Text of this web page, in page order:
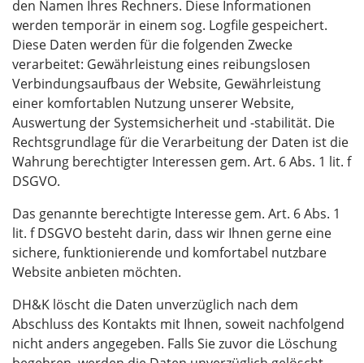
den Namen Ihres Rechners. Diese Informationen
werden temporär in einem sog. Logfile gespeichert.
Diese Daten werden für die folgenden Zwecke
verarbeitet: Gewährleistung eines reibungslosen
Verbindungsaufbaus der Website, Gewährleistung
einer komfortablen Nutzung unserer Website,
Auswertung der Systemsicherheit und -stabilität. Die
Rechtsgrundlage für die Verarbeitung der Daten ist die
Wahrung berechtigter Interessen gem. Art. 6 Abs. 1 lit. f
DSGVO.
Das genannte berechtigte Interesse gem. Art. 6 Abs. 1
lit. f DSGVO besteht darin, dass wir Ihnen gerne eine
sichere, funktionierende und komfortabel nutzbare
Website anbieten möchten.
DH&K löscht die Daten unverzüglich nach dem
Abschluss des Kontakts mit Ihnen, soweit nachfolgend
nicht anders angegeben. Falls Sie zuvor die Löschung